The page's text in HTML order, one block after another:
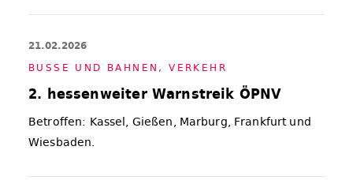
21.02.2026
BUS­SE UND BAH­NEN ,VER­KEHR
2. hessenweiter Warnstreik ÖPNV
Betroffen: Kassel, Gießen, Marburg, Frankfurt und
Wiesbaden.